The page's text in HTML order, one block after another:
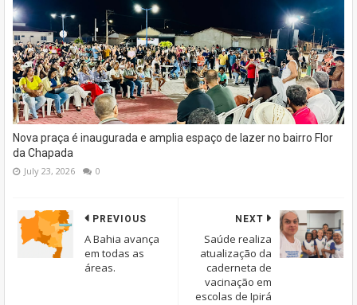
Nova praça é inaugurada e amplia espaço de lazer no bairro Flor
da Chapada
July 23, 2026 0
NEXT
Saúde realiza
atualização da
caderneta de
vacinação em
escolas de Ipirá
PREVIOUS
A Bahia avança
em todas as
áreas.